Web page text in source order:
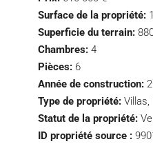
Surface de la propriété:
Superficie du terrain:
Chambres: 4
Pièces: 6
Année de construction:
Type de propriété: Villas,
Statut de la propriété:
ID propriété source :